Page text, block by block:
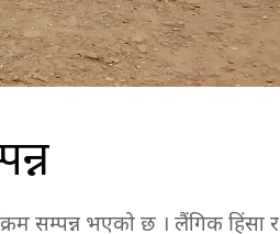
सम्पन्न भएको छ । लैंगिक हिंसा र